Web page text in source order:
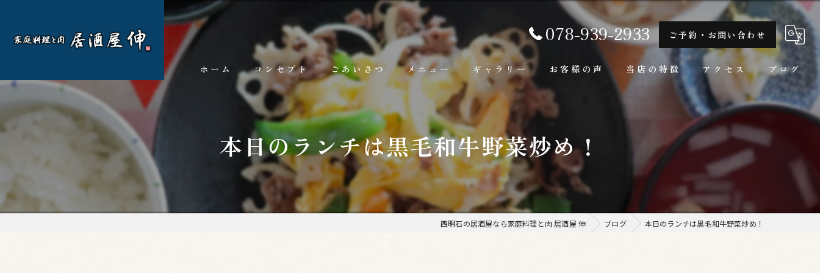
078-939-2933 ご予約・お問い合わせ
ホーム コンセプト ごあいさつ メニュー
ランチ
お料理
お飲み物
ギャラリー お客様の声 当店の特徴
一人
家庭料理
アクセス ブログ
本日のランチは黒毛和牛野菜炒め！
西明石の居酒屋なら家庭料理と肉 居酒屋 伸 ブログ 本日のランチは黒毛和牛野菜炒め！